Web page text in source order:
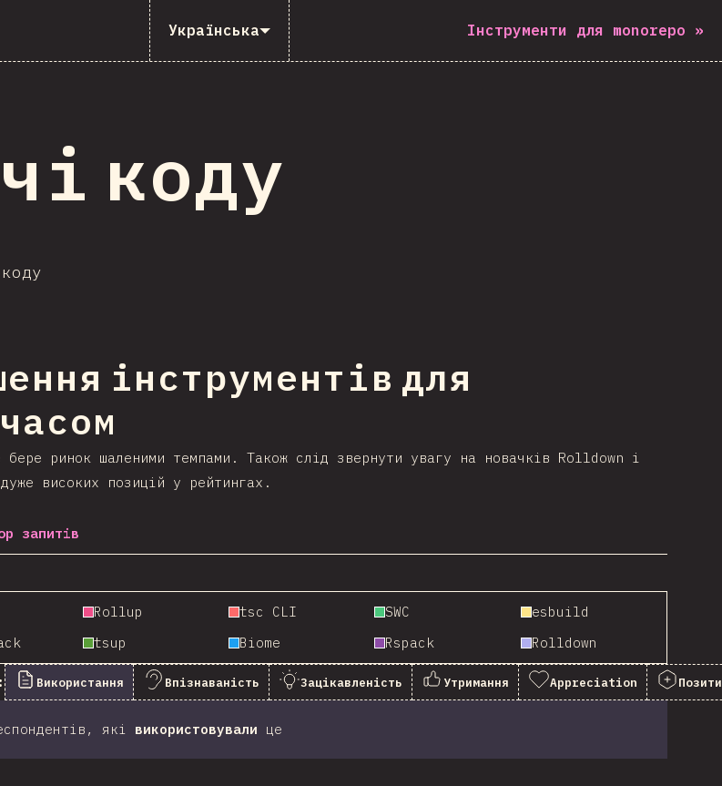
Українська Інструменти для monorepo »
коду
секціюінструментів для
ринок шаленими темпами. Також слід звернути увагу на новачків Rolldown і
високих позицій у рейтингах.
запитів
Rollup tsc CLI SWC
esbuild
tsup Biome Rspack Rolldown
Використання Впізнаваність Зацікавленість Утримання Appreciation
які використовували це